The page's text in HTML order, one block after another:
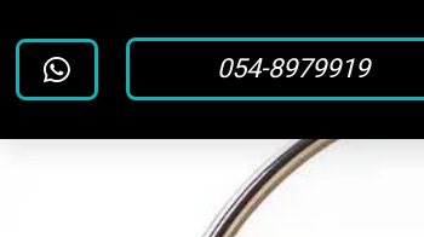
054-8979919